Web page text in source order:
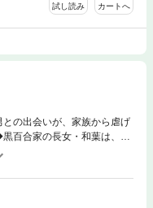
試し読み カートへ
との出会いが、家族から虐げ
合家の長女・和葉は、呪術
生まれたにも関わらず、呪
・乙葉と比較され、虐げら
位”を決める儀式に乙葉の付
翠の瞳を持った美しい男と